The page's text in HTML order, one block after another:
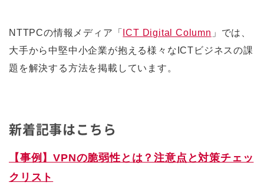
NTTPCの情報メディア「 ICT Digital Column 」では、
大手から中堅中小企業が抱える様々なICTビジネスの課
題を解決する方法を掲載しています。
新着記事はこちら
【事例】VPNの脆弱性とは？注意点と対策チェッ
クリスト